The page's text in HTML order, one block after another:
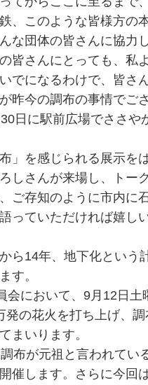
、このような皆様方の
な団体の皆さんに協力
皆さんにとっても、私
でになるわけで、皆さ
昨今の調布の事情でご
日に駅前広場でささや
」を感じられる展示を
しさんが来場し、トー
ご存知のように市内に
っていただければ嬉し
ら14年、地下化という
す。
において、9月12日土
の花火を打ち上げ、調
まいります。
布が元祖と言われてい
催します。さらに今回